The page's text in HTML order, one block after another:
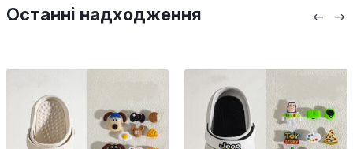
Останні надходження